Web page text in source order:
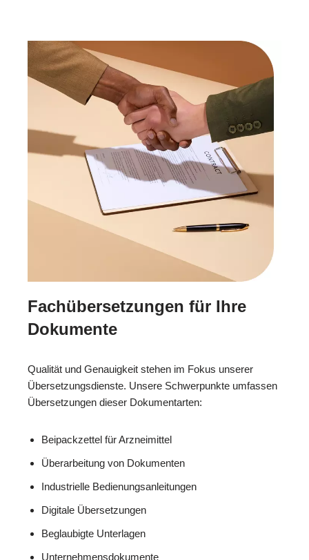
Fachübersetzungen für Ihre
Dokumente
Qualität und Genauigkeit stehen im Fokus unserer
Übersetzungsdienste. Unsere Schwerpunkte umfassen
Übersetzungen dieser Dokumentarten:
Beipackzettel für Arzneimittel
Überarbeitung von Dokumenten
Industrielle Bedienungsanleitungen
Digitale Übersetzungen
Beglaubigte Unterlagen
Unternehmensdokumente